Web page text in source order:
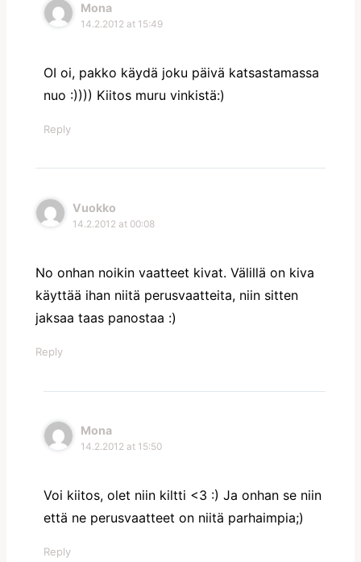
Mona
14.2.2012 at 15:49
OI oi, pakko käydä joku päivä katsastamassa
nuo :)))) Kiitos muru vinkistä:)
Reply
Vuokko
14.2.2012 at 00:08
No onhan noikin vaatteet kivat. Välillä on kiva
käyttää ihan niitä perusvaatteita, niin sitten
jaksaa taas panostaa :)
Reply
Mona
14.2.2012 at 15:50
Voi kiitos, olet niin kiltti <3 :) Ja onhan se niin
että ne perusvaatteet on niitä parhaimpia;)
Reply